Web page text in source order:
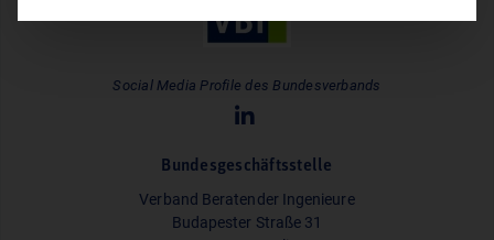
Social Media Profile des Bundesverbands
Bundesgeschäftsstelle
Verband Beratender Ingenieure
Budapester Straße 31